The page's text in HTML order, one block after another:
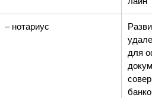
– нотариус
для